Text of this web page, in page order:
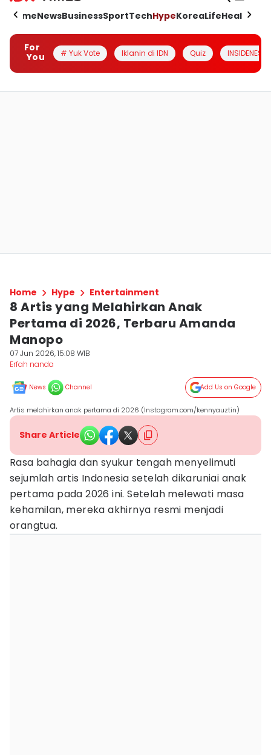
HomeNewsBusinessSportTechHypeKoreaLifeHealth
For
You
# Yuk Vote Iklanin di IDN Quiz INSIDENESIA
Home Hype Entertainment
8 Artis yang Melahirkan Anak
Pertama di 2026, Terbaru Amanda
Manopo
07 Jun 2026, 15:08 WIB
Erfah nanda
News Channel Add Us on Google
Artis melahirkan anak pertama di 2026 (Instagram.com/kennyauztin)
Share Article
Rasa bahagia dan syukur tengah menyelimuti
sejumlah artis Indonesia setelah dikaruniai anak
pertama pada 2026 ini. Setelah melewati masa
kehamilan, mereka akhirnya resmi menjadi
orangtua.